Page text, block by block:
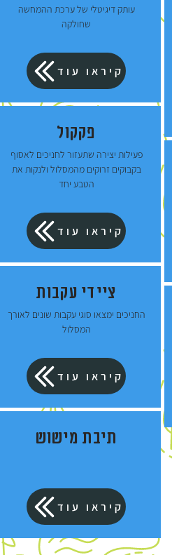
עותק דיגיטלי של ערכת ההמחשה
שחולקה
קיראו עוד
פקקול
פעילות יצירה שתעזור לחניכים לאסוף
בקבוקים זרוקים מהמסלול ולנקות את
הטבע יחד
קיראו עוד
ציידי עקבות
החניכים ימצאו סוגי עקבות שונים לאורך
המסלול
קיראו עוד
תיבת מישוש
קיראו עוד